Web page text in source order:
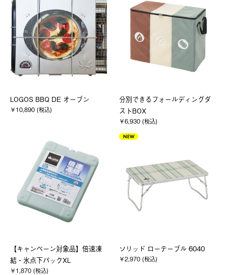
LOGOS BBQ DE オーブン
￥10,890 (税込)
分別できるフォールディングダ
ストBOX
￥6,930 (税込)
【キャンペーン対象品】倍速凍
結・氷点下パックXL
￥1,870 (税込)
NEW
ソリッド ローテーブル 6040
￥2,970 (税込)